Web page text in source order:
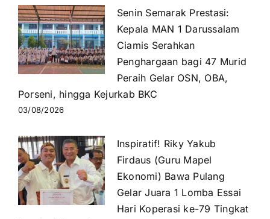
Senin Semarak Prestasi:
Kepala MAN 1 Darussalam
Ciamis Serahkan
Penghargaan bagi 47 Murid
Peraih Gelar OSN, OBA,
Porseni, hingga Kejurkab BKC
03/08/2026
Inspiratif! Riky Yakub
Firdaus (Guru Mapel
Ekonomi) Bawa Pulang
Gelar Juara 1 Lomba Essai
Hari Koperasi ke-79 Tingkat